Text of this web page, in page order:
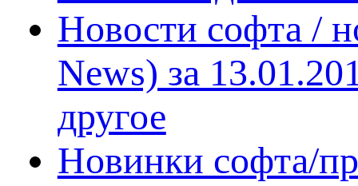
Новости софта /
News) за
другое
Новинки софта/